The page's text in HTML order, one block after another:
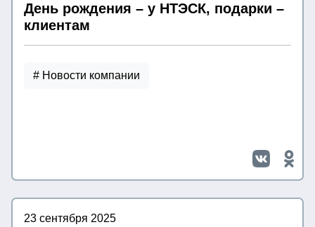
День рождения – у НТЭСК, подарки –
клиентам
# Новости компании
23 сентября 2025